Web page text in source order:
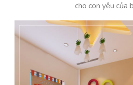
cho con yêu của